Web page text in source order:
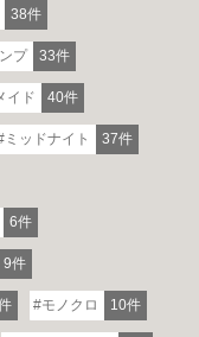
38件
プ 33件
イド 40件
ミッドナイト 37件
6件
9件
モノクロ 10件